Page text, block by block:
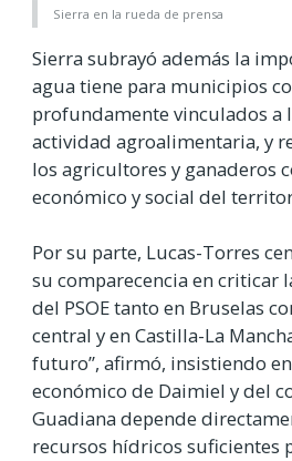
Sierra en la rueda de prensa
Sierra subrayó además la
agua tiene para municipios
profundamente vinculados a
actividad agroalimentaria, y
los agricultores y ganaderos
económico y social del
Por su parte, Lucas-Torres
su comparecencia en criticar
del PSOE tanto en Bruselas
central y en Castilla-La
futuro”, afirmó, insistiendo
económico de Daimiel y del
Guadiana depende
recursos hídricos suficientes